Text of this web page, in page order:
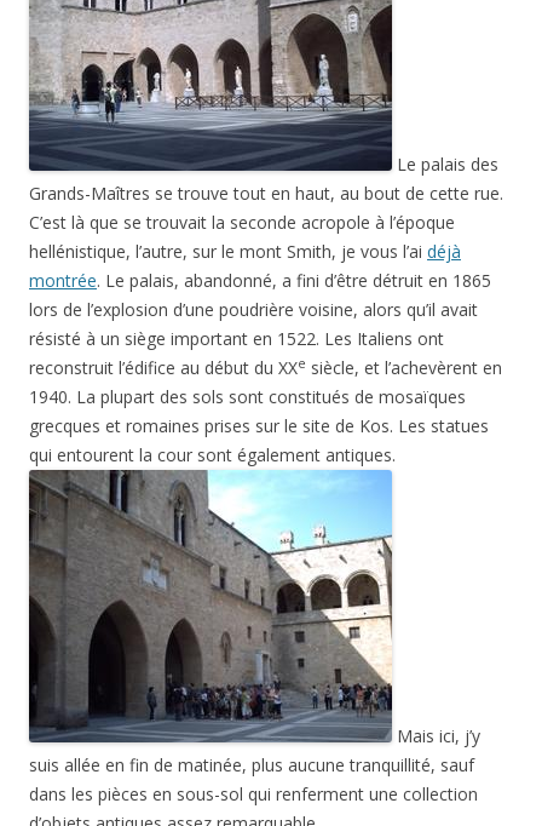
Le palais des
Grands-Maîtres se trouve tout en haut, au bout de cette rue.
C’est là que se trouvait la seconde acropole à l’époque
hellénistique, l’autre, sur le mont Smith, je vous l’ai déjà
montrée. Le palais, abandonné, a fini d’être détruit en 1865
lors de l’explosion d’une poudrière voisine, alors qu’il avait
résisté à un siège important en 1522. Les Italiens ont
reconstruit l’édifice au début du XXe siècle, et l’achevèrent en
1940. La plupart des sols sont constitués de mosaïques
grecques et romaines prises sur le site de Kos. Les statues
qui entourent la cour sont également antiques.
Mais ici, j’y
suis allée en fin de matinée, plus aucune tranquillité, sauf
dans les pièces en sous-sol qui renferment une collection